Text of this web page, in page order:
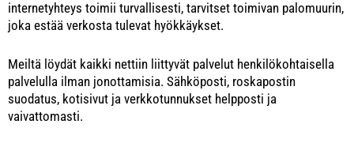
internetyhteys toimii turvallisesti, tarvitset toimivan palomuurin,
joka estää verkosta tulevat hyökkäykset.
Meiltä löydät kaikki nettiin liittyvät palvelut henkilökohtaisella
palvelulla ilman jonottamisia. Sähköposti, roskapostin
suodatus, kotisivut ja verkkotunnukset helpposti ja
vaivattomasti.